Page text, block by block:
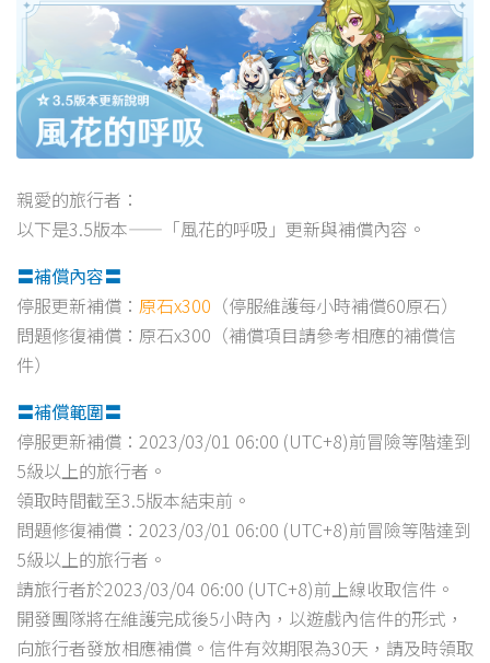
親愛的旅行者：
以下是3.5版本——「風花的呼吸」更新與補償內容。
〓補償內容〓
停服更新補償： 原石x300 （停服維護每小時補償60原石）
問題修復補償：原石x300（補償項目請參考相應的補償信
件）
〓補償範圍〓
停服更新補償：2023/03/01 06:00 (UTC+8)前冒險等階達到
5級以上的旅行者。
領取時間截至3.5版本結束前。
問題修復補償：2023/03/01 06:00 (UTC+8)前冒險等階達到
5級以上的旅行者。
請旅行者於2023/03/04 06:00 (UTC+8)前上線收取信件。
開發團隊將在維護完成後5小時內，以遊戲內信件的形式，
向旅行者發放相應補償。信件有效期限為30天，請及時領取